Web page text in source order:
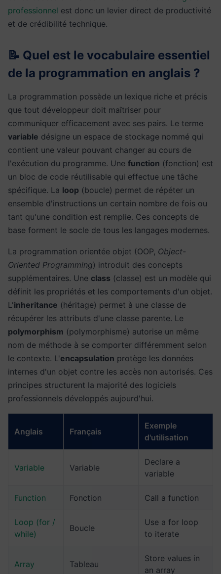
professionnel est donc un levier direct de productivité
et de crédibilité technique.
📝 Quel est le vocabulaire essentiel
de la programmation en anglais ?
La programmation possède un lexique riche et précis
que tout développeur doit maîtriser pour
communiquer efficacement avec ses pairs. Le terme
variable désigne un espace de stockage nommé qui
contient une valeur pouvant changer au cours de
l'exécution du programme. Une function (fonction) est
un bloc de code réutilisable qui effectue une tâche
spécifique. La loop (boucle) permet de répéter un
ensemble d'instructions un certain nombre de fois ou
tant qu'une condition est remplie. Ces concepts de
base forment le socle de tous les langages modernes.
La programmation orientée objet (OOP, Object-
Oriented Programming) introduit des concepts
supplémentaires. Une class (classe) est un modèle qui
définit les propriétés et les comportements d'un objet.
L'inheritance (héritage) permet à une classe de
récupérer les attributs d'une classe parente. Le
polymorphism (polymorphisme) autorise un même
nom de méthode à se comporter différemment selon
le contexte. L'encapsulation protège les données
internes d'un objet contre les accès non autorisés. Ces
principes structurent la majorité des logiciels
professionnels développés aujourd'hui.
Anglais Français
Exemple
d'utilisation
Variable Variable
Declare a
variable
Function Fonction Call a function
Loop (for /
while)
Boucle
Use a for loop
to iterate
Array Tableau
Store values in
an array